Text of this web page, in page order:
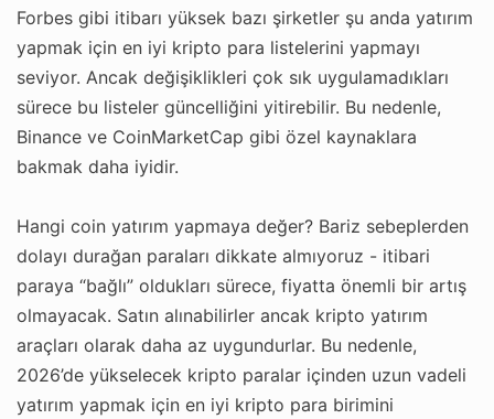
Forbes gibi itibarı yüksek bazı şirketler şu anda yatırım
yapmak için en iyi kripto para listelerini yapmayı
seviyor. Ancak değişiklikleri çok sık uygulamadıkları
sürece bu listeler güncelliğini yitirebilir. Bu nedenle,
Binance ve CoinMarketCap gibi özel kaynaklara
bakmak daha iyidir.
Hangi coin yatırım yapmaya değer? Bariz sebeplerden
dolayı durağan paraları dikkate almıyoruz - itibari
paraya “bağlı” oldukları sürece, fiyatta önemli bir artış
olmayacak. Satın alınabilirler ancak kripto yatırım
araçları olarak daha az uygundurlar. Bu nedenle,
2026’de yükselecek kripto paralar içinden uzun vadeli
yatırım yapmak için en iyi kripto para birimini